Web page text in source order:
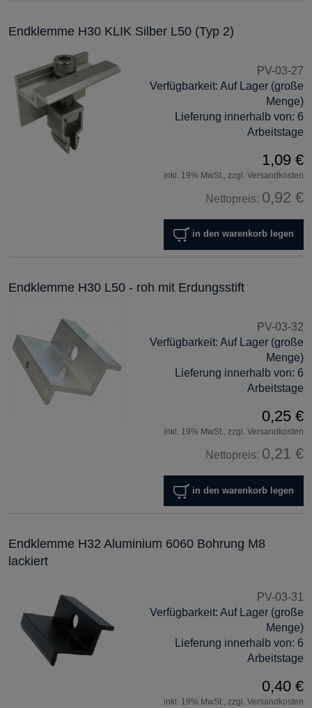
Endklemme H30 KLIK Silber L50 (Typ 2)
PV-03-27
Verfügbarkeit: Auf Lager (große
Menge)
Lieferung innerhalb von: 6
Arbeitstage
1,09 €
inkl. 19% MwSt., zzgl. Versandkosten
Nettopreis: 0,92 €
in den warenkorb legen
Endklemme H30 L50 - roh mit Erdungsstift
PV-03-32
Verfügbarkeit: Auf Lager (große
Menge)
Lieferung innerhalb von: 6
Arbeitstage
0,25 €
inkl. 19% MwSt., zzgl. Versandkosten
Nettopreis: 0,21 €
in den warenkorb legen
Endklemme H32 Aluminium 6060 Bohrung M8
lackiert
PV-03-31
Verfügbarkeit: Auf Lager (große
Menge)
Lieferung innerhalb von: 6
Arbeitstage
0,40 €
inkl. 19% MwSt., zzgl. Versandkosten